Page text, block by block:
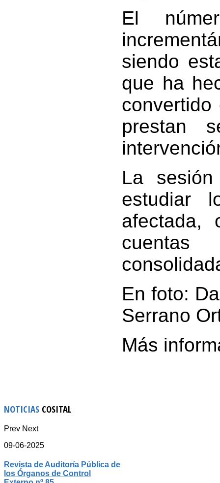
El
siendo
que ha
prestan
La
estudiar
afectada,
En foto:
Serrano
Más
NOTICIAS COSITAL
Prev Next
09-06-2025
Revista de Auditoría Pública de
los Órganos de Control